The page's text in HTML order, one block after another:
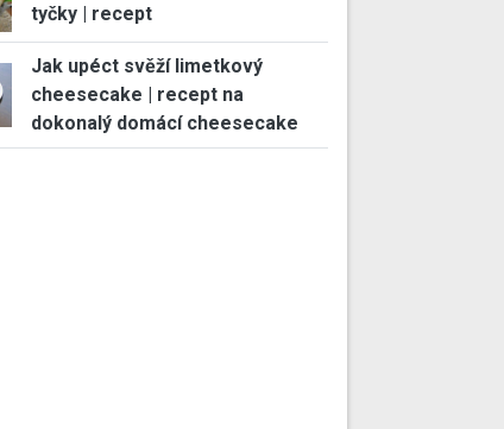
tyčky | recept
Jak upéct svěží limetkový
cheesecake | recept na
dokonalý domácí cheesecake